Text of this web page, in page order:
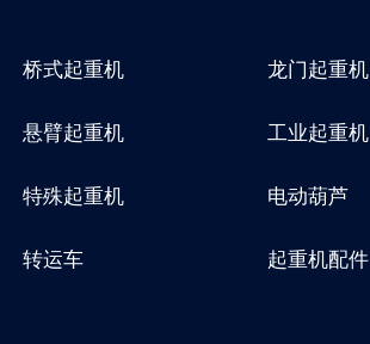
桥式起重机
龙门起重机
悬臂起重机
工业起重机
特殊起重机
电动葫芦
转运车
起重机配件